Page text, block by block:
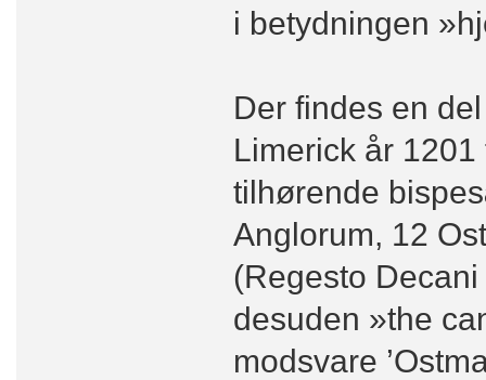
i betydningen
Der findes en
Limerick år
tilhørende
Anglorum, 12
(Regesto
desuden »the
modsvare